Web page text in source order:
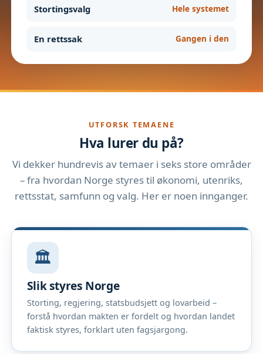
Stortingsvalg Hele systemet
En rettssak Gangen i den
UTFORSK TEMAENE
Hva lurer du på?
Vi dekker hundrevis av temaer i seks store områder
– fra hvordan Norge styres til økonomi, utenriks,
rettsstat, samfunn og valg. Her er noen innganger.
🏛️
Slik styres Norge
Storting, regjering, statsbudsjett og lovarbeid –
forstå hvordan makten er fordelt og hvordan landet
faktisk styres, forklart uten fagsjargong.